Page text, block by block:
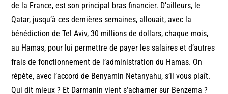
de la France, est son principal bras financier. D’ailleurs, le
Qatar, jusqu’à ces dernières semaines, allouait, avec la
bénédiction de Tel Aviv, 30 millions de dollars, chaque mois,
au Hamas, pour lui permettre de payer les salaires et d’autres
frais de fonctionnement de l’administration du Hamas. On
répète, avec l’accord de Benyamin Netanyahu, s’il vous plaît.
Qui dit mieux ? Et Darmanin vient s’acharner sur Benzema ?